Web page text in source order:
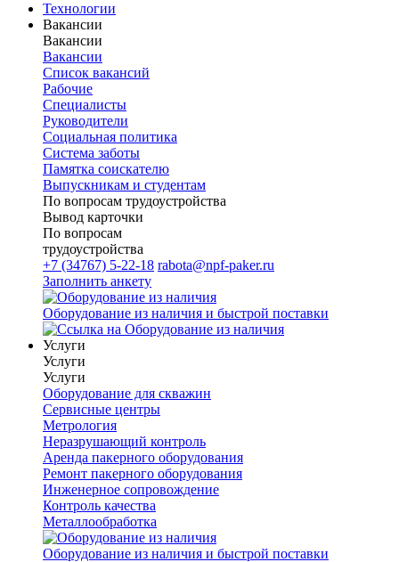
Технологии
Вакансии
Вакансии
Вакансии
Список вакансий
Рабочие
Специалисты
Руководители
Cоциальная политика
Система заботы
Памятка соискателю
Выпускникам и студентам
По вопросам трудоустройства
Вывод карточки
По вопросам
трудоустройства
+7 (34767) 5-22-18 rabota@npf-paker.ru
Заполнить анкету
Оборудование из наличия и быстрой поставки
Услуги
Услуги
Услуги
Оборудование для скважин
Сервисные центры
Метрология
Неразрушающий контроль
Аренда пакерного оборудования
Ремонт пакерного оборудования
Инженерное сопровождение
Контроль качества
Металлообработка
Оборудование из наличия и быстрой поставки